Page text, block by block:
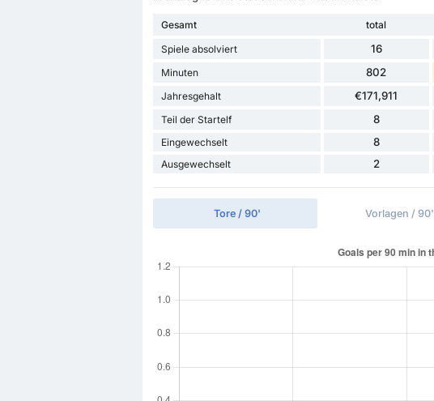
Gesamt total
Spiele absolviert
16
Minuten 802
Jahresgehalt €171,911
Teil der Startelf 8
Eingewechselt 8
Ausgewechselt 2
Tore / 90' Vorlagen / 90'